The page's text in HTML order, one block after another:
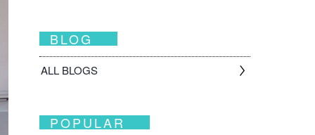
BLOG
ALL BLOGS
POPULAR